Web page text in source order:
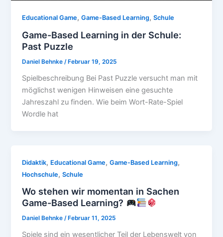
Educational Game,Game-Based Learning,Schule
Game-Based Learning in der Schule:
Past Puzzle
Daniel Behnke/Februar 19, 2025
Spielbeschreibung Bei Past Puzzle versucht man mit
möglichst wenigen Hinweisen eine gesuchte
Jahreszahl zu finden. Wie beim Wort-Rate-Spiel
Wordle hat
Didaktik, Educational Game,Game-Based Learning,
Hochschule,Schule
Wo stehen wir momentan in Sachen
Game-Based Learning?
Daniel Behnke/ Februar 11, 2025
Spiele sind ein wesentlicher Teil der Lebenswelt von